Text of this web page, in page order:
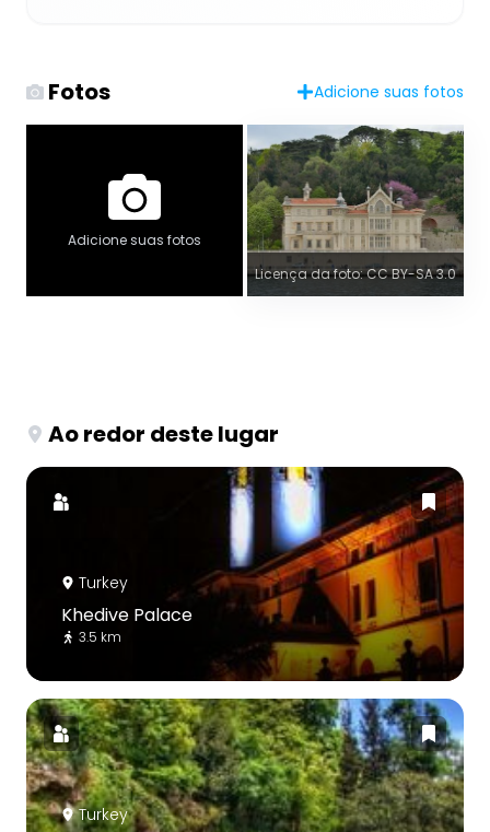
Fotos Adicione suas fotos
Adicione suas fotos
Licença da foto: CC BY-SA 3.0
Ao redor deste lugar
Turkey
Khedive Palace
3.5 km
Turkey